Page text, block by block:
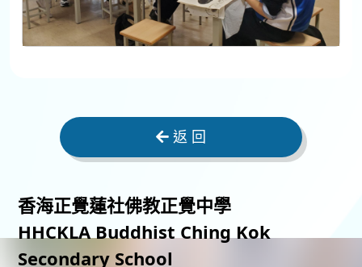
返 回
香海正覺蓮社佛教正覺中學
HHCKLA Buddhist Ching Kok
Secondary School